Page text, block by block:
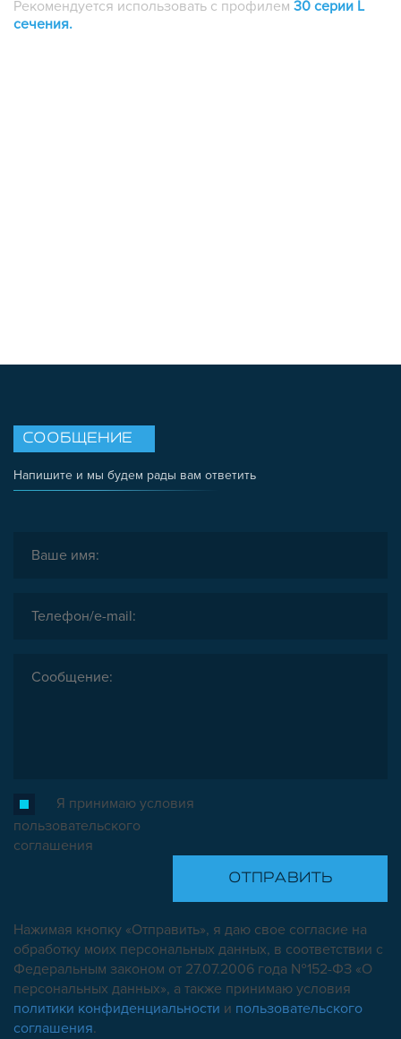
Рекомендуется использовать с профилем 30 серии L
сечения.
СООБЩЕНИЕ
Напишите и мы будем рады вам ответить
Я принимаю условия
пользовательского
соглашения
Нажимая кнопку «Отправить», я даю свое согласие на
обработку моих персональных данных, в соответствии с
Федеральным законом от 27.07.2006 года №152-ФЗ «О
персональных данных», а также принимаю условия
политики конфиденциальности и пользовательского
соглашения.